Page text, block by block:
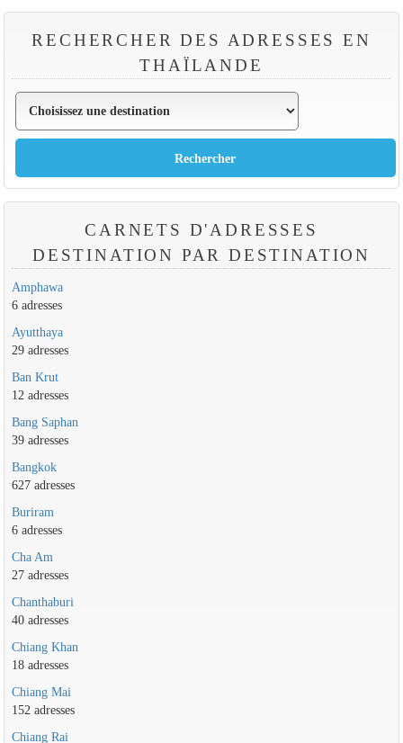
RECHERCHER DES ADRESSES EN
THAÏLANDE
CARNETS D'ADRESSES
DESTINATION PAR DESTINATION
Amphawa
6 adresses
Ayutthaya
29 adresses
Ban Krut
12 adresses
Bang Saphan
39 adresses
Bangkok
627 adresses
Buriram
6 adresses
Cha Am
27 adresses
Chanthaburi
40 adresses
Chiang Khan
18 adresses
Chiang Mai
152 adresses
Chiang Rai